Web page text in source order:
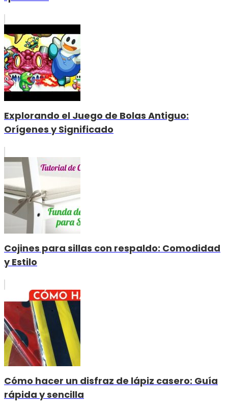
Explorando el Juego de Bolas Antiguo:
Orígenes y Significado
Cojines para sillas con respaldo: Comodidad
y Estilo
Cómo hacer un disfraz de lápiz casero: Guía
rápida y sencilla